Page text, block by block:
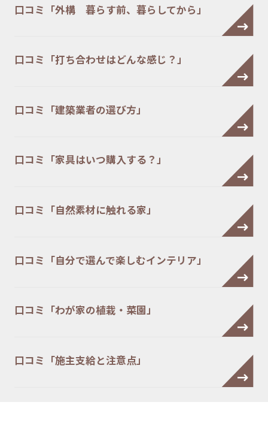
口コミ「外構 暮らす前、暮らしてから」
口コミ「打ち合わせはどんな感じ？」
口コミ「建築業者の選び方」
口コミ「家具はいつ購入する？」
口コミ「自然素材に触れる家」
口コミ「自分で選んで楽しむインテリア」
口コミ「わが家の植栽・菜園」
口コミ「施主支給と注意点」